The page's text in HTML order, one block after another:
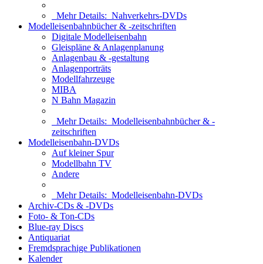
Mehr Details: Nahverkehrs-DVDs
Modelleisenbahnbücher & -zeitschriften
Digitale Modelleisenbahn
Gleispläne & Anlagenplanung
Anlagenbau & -gestaltung
Anlagenporträts
Modellfahrzeuge
MIBA
N Bahn Magazin
Mehr Details: Modelleisenbahnbücher & -
zeitschriften
Modelleisenbahn-DVDs
Auf kleiner Spur
Modellbahn TV
Andere
Mehr Details: Modelleisenbahn-DVDs
Archiv-CDs & -DVDs
Foto- & Ton-CDs
Blue-ray Discs
Antiquariat
Fremdsprachige Publikationen
Kalender